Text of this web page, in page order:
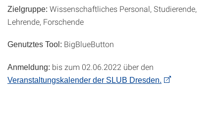
Zielgruppe: Wissenschaftliches Personal, Studierende,
Lehrende, Forschende
Genutztes Tool: BigBlueButton
Anmeldung: bis zum 02.06.2022 über den
Veranstaltungskalender der SLUB Dresden.